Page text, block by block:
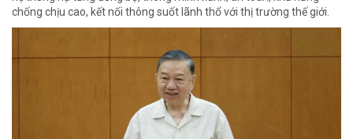
chống chịu cao, kết nối thông suốt lãnh thổ với thị trường thế giới.